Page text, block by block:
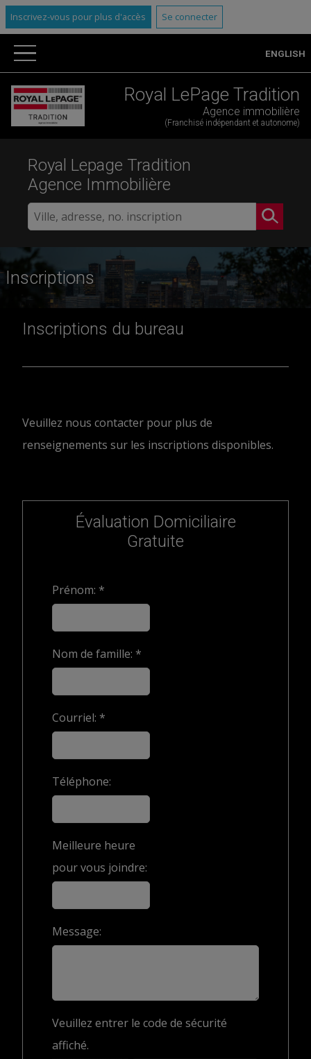
Inscrivez-vous pour plus d'accès Se connecter
ENGLISH
Royal LePage Tradition
Agence immobilière
(Franchisé indépendant et autonome)
Royal Lepage Tradition
Agence Immobilière
Inscriptions
Inscriptions du bureau
Veuillez nous contacter pour plus de
renseignements sur les inscriptions disponibles.
Évaluation Domiciliaire
Gratuite
Prénom: *
Nom de famille: *
Courriel: *
Téléphone:
Meilleure heure
pour vous joindre:
Message:
Veuillez entrer le code de sécurité
affiché.